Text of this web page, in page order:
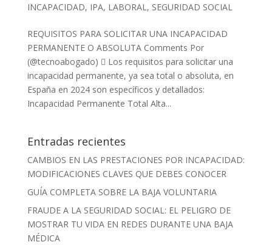
INCAPACIDAD, IPA, LABORAL, SEGURIDAD SOCIAL
REQUISITOS PARA SOLICITAR UNA INCAPACIDAD
PERMANENTE O ABSOLUTA Comments Por
(@tecnoabogado)  Los requisitos para solicitar una
incapacidad permanente, ya sea total o absoluta, en
España en 2024 son específicos y detallados:
Incapacidad Permanente Total Alta...
Entradas recientes
CAMBIOS EN LAS PRESTACIONES POR INCAPACIDAD:
MODIFICACIONES CLAVES QUE DEBES CONOCER
GUÍA COMPLETA SOBRE LA BAJA VOLUNTARIA
FRAUDE A LA SEGURIDAD SOCIAL: EL PELIGRO DE
MOSTRAR TU VIDA EN REDES DURANTE UNA BAJA
MÉDICA